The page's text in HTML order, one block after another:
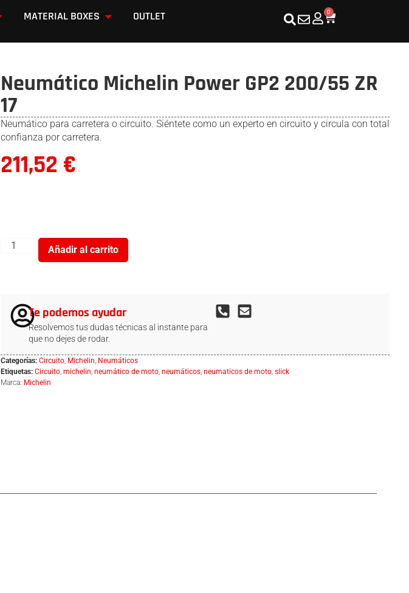
MATERIAL BOXES OUTLET 0
Neumático Michelin Power GP2 200/55 ZR
17
Neumático para carretera o circuito. Siéntete como un experto en circuito y circula con total
confianza por carretera.
211,52 €
Añadir al carrito
Te podemos ayudar
Resolvemos tus dudas técnicas al instante para
que no dejes de rodar.
Categorías: Circuito, Michelin, Neumáticos
Etiquetas: Circuito, michelin, neumático de moto, neumáticos, neumaticos de moto, slick
Marca: Michelin